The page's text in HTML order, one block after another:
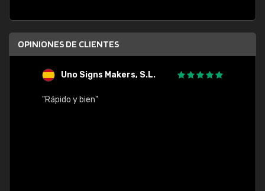
OPINIONES DE CLIENTES
Uno Signs Makers, S.L.
"Rápido y bien"